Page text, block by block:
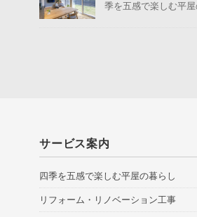
季を五感で楽しむ平屋
サービス案内
四季を五感で楽しむ平屋の暮らし
リフォーム・リノベーション工事